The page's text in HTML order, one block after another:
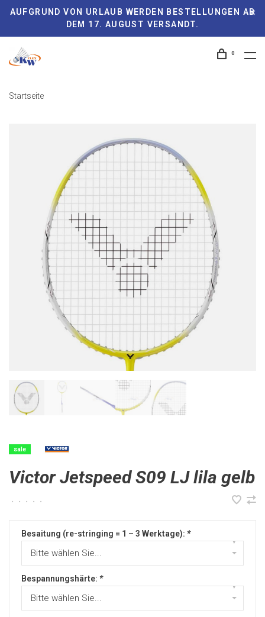
AUFGRUND VON URLAUB WERDEN BESTELLUNGEN AB
DEM 17. AUGUST VERSANDT.
0
Startseite
sale
Victor Jetspeed S09 LJ lila gelb
• • • • •
Besaitung (re-stringing = 1 – 3 Werktage): *
Bitte wählen Sie...
▾
Bespannungshärte: *
Bitte wählen Sie...
▾